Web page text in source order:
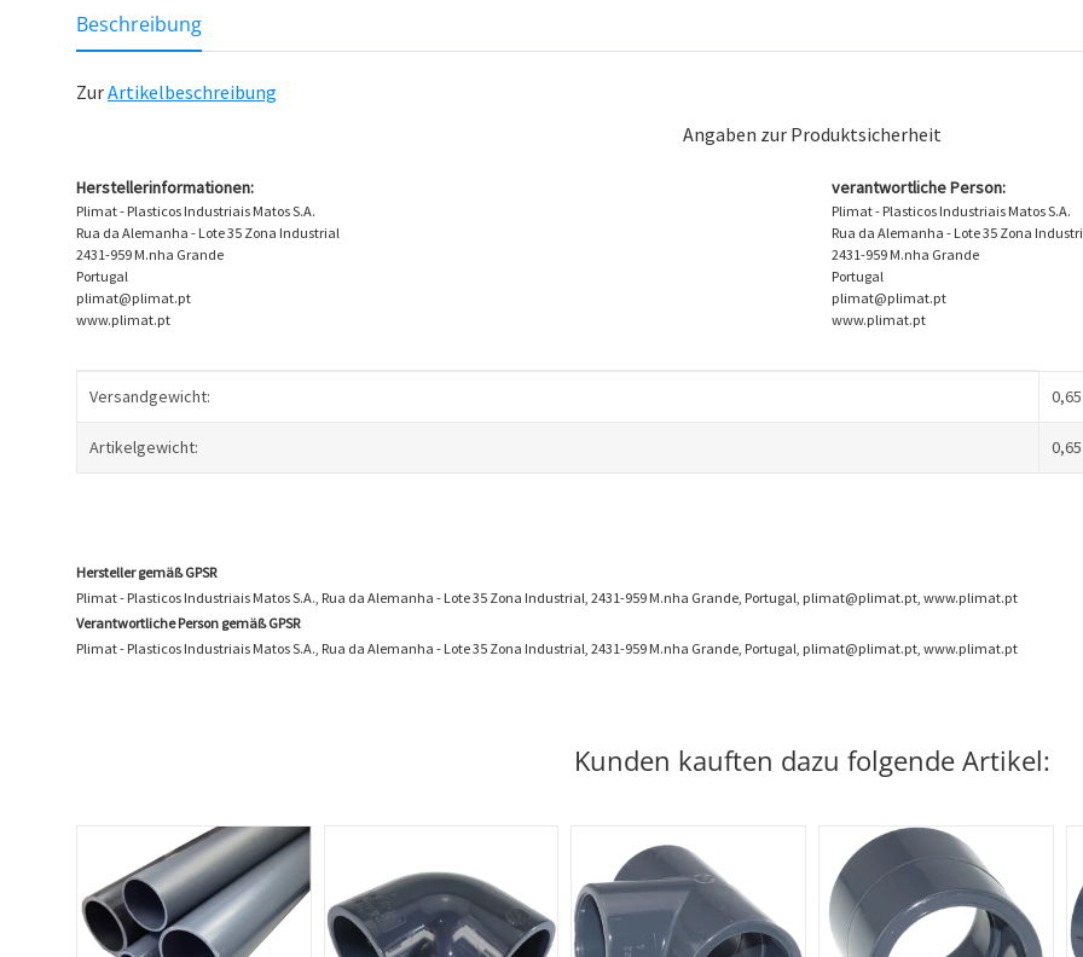
weitere Registerkarten anzeigen
Beschreibung
ZurArtikelbeschreibung
Angaben zur Produktsicherheit
Herstellerinformationen:
Plimat - Plasticos Industriais Matos S.A.
Rua da Alemanha - Lote 35 Zona Industrial
2431-959 M.nha Grande
Portugal
plimat@plimat.pt
www.plimat.pt
verantwortliche Person:
Plimat - Plasticos Industriais Matos S.A.
Rua da Alemanha - Lote 35 Zona
2431-959 M.nha Grande
Portugal
plimat@plimat.pt
www.plimat.pt
Produkteigenschaft
Wert
Versandgewicht:
Artikelgewicht: 0,65
Hersteller gemäß GPSR
Plimat - Plasticos Industriais Matos S.A., Rua da Alemanha - Lote 35 Zona Industrial, 2431-959 M.nha Grande, Portugal, plimat@plimat.pt, www.plimat.pt
Verantwortliche Person gemäß GPSR
Plimat - Plasticos Industriais Matos S.A., Rua da Alemanha - Lote 35 Zona Industrial, 2431-959 M.nha Grande, Portugal, plimat@plimat.pt, www.plimat.pt
Kunden kauften dazu folgende Artikel: